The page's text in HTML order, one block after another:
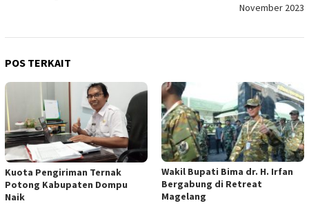
November 2023
POS TERKAIT
Kuota Pengiriman Ternak
Potong Kabupaten Dompu
Naik
Wakil Bupati Bima dr. H. Irfan
Bergabung di Retreat
Magelang